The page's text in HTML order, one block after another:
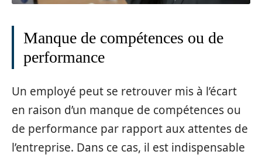
Manque de compétences ou de
performance
Un employé peut se retrouver mis à l’écart
en raison d’un manque de compétences ou
de performance par rapport aux attentes de
l’entreprise. Dans ce cas, il est indispensable